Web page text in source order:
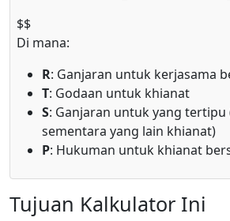
$$
Di mana:
R: Ganjaran untuk kerjasama
T: Godaan untuk khianat
S: Ganjaran untuk yang tertipu
sementara yang lain khianat)
P: Hukuman untuk khianat
Tujuan Kalkulator Ini